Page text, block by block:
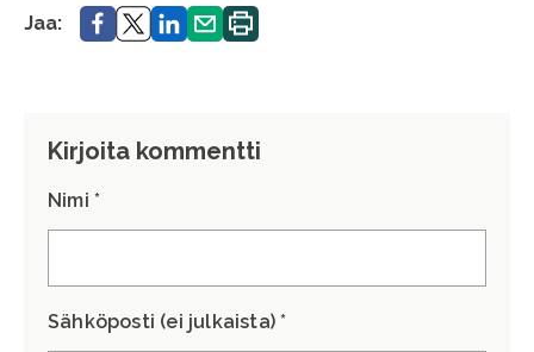
Jaa: Jaa. Jaa.Jaa. Jaa. Tulosta
sivu.
Kirjoita kommentti
Nimi *
Sähköposti (ei julkaista) *